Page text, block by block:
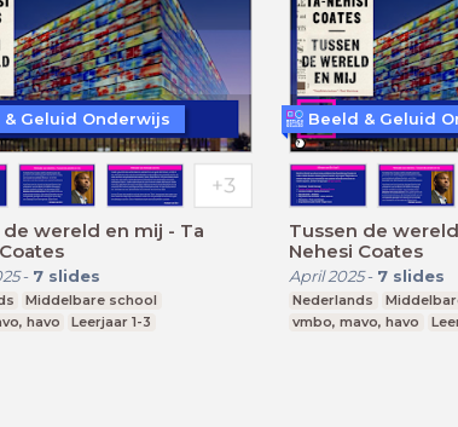
de wereld en mij - Ta
- 7 slides
Middelbare school
havo
Leerjaar 1-3
& Geluid Onderwijs
Tussen de
Nehesi Coates
April 2025- 7 slides
Nederlands
vmbo, mavo, havo
Beeld & Geluid